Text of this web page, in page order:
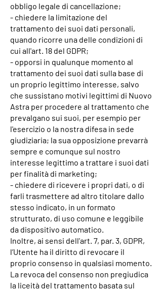
obbligo legale di cancellazione;
- chiedere la limitazione del
trattamento dei suoi dati personali,
quando ricorre una delle condizioni di
cui all'art. 18 del GDPR;
- opporsi in qualunque momento al
trattamento dei suoi dati sulla base di
un proprio legittimo interesse, salvo
che sussistano motivi legittimi di Nuovo
Astra per procedere al trattamento che
prevalgano sui suoi, per esempio per
l'esercizio o la nostra difesa in sede
giudiziaria; la sua opposizione prevarrà
sempre e comunque sul nostro
interesse legittimo a trattare i suoi dati
per finalità di marketing;
- chiedere di ricevere i propri dati, o di
farli trasmettere ad altro titolare dallo
stesso indicato, in un formato
strutturato, di uso comune e leggibile
da dispositivo automatico.
Inoltre, ai sensi dell'art. 7, par. 3, GDPR,
l’Utente ha il diritto di revocare il
proprio consenso in qualsiasi momento.
La revoca del consenso non pregiudica
la liceità del trattamento basata sul